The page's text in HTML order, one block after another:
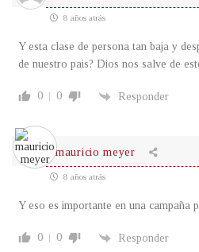
8 años atrás
Y esta clase de persona tan baja y
de nuestro pais? Dios nos salve de
0 0 Responder
mauricio meyer
8 años atrás
Y eso es importante en una
0 0 Responder